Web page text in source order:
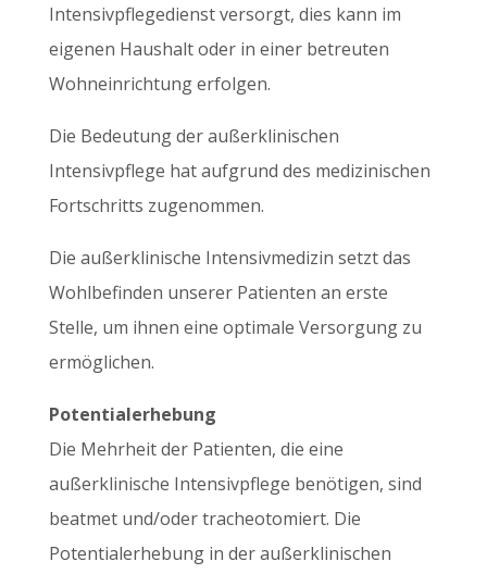
Intensivpflegedienst versorgt, dies kann im
eigenen Haushalt oder in einer betreuten
Wohneinrichtung erfolgen.
Die Bedeutung der außerklinischen
Intensivpflege hat aufgrund des medizinischen
Fortschritts zugenommen.
Die außerklinische Intensivmedizin setzt das
Wohlbefinden unserer Patienten an erste
Stelle, um ihnen eine optimale Versorgung zu
ermöglichen.
Potentialerhebung
Die Mehrheit der Patienten, die eine
außerklinische Intensivpflege benötigen, sind
beatmet und/oder tracheotomiert. Die
Potentialerhebung in der außerklinischen